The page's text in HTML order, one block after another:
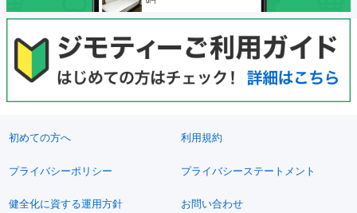
初めての方へ 利用規約
プライバシーポリシー プライバシーステートメント
健全化に資する運用方針 お問い合わせ